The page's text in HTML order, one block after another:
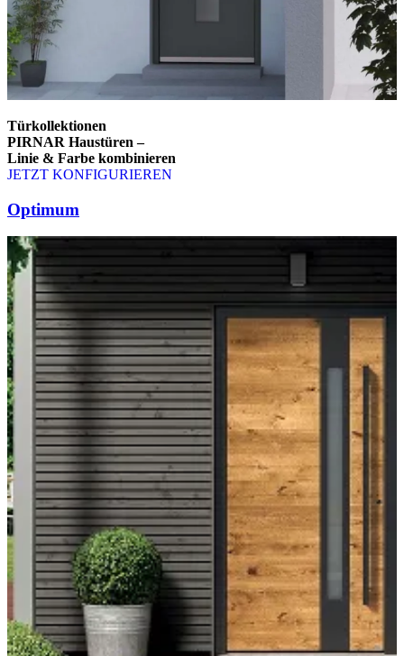
Türkollektionen
PIRNAR Haustüren –
Linie & Farbe kombinieren
JETZT KONFIGURIEREN
Optimum